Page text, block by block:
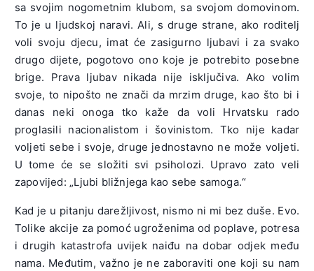
sa svojim nogometnim klubom, sa svojom domovinom.
To je u ljudskoj naravi. Ali, s druge strane, ako roditelj
voli svoju djecu, imat će zasigurno ljubavi i za svako
drugo dijete, pogotovo ono koje je potrebito posebne
brige. Prava ljubav nikada nije isključiva. Ako volim
svoje, to nipošto ne znači da mrzim druge, kao što bi i
danas neki onoga tko kaže da voli Hrvatsku rado
proglasili nacionalistom i šovinistom. Tko nije kadar
voljeti sebe i svoje, druge jednostavno ne može voljeti.
U tome će se složiti svi psiholozi. Upravo zato veli
zapovijed: „Ljubi bližnjega kao sebe samoga.“
Kad je u pitanju darežljivost, nismo ni mi bez duše. Evo.
Tolike akcije za pomoć ugroženima od poplave, potresa
i drugih katastrofa uvijek naiđu na dobar odjek među
nama. Međutim, važno je ne zaboraviti one koji su nam